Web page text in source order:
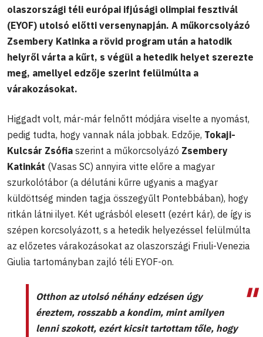
olaszországi téli európai ifjúsági olimpiai fesztivál
(EYOF) utolsó előtti versenynapján. A műkorcsolyázó
Zsembery Katinka a rövid program után a hatodik
helyről várta a kűrt, s végül a hetedik helyet szerezte
meg, amellyel edzője szerint felülmúlta a
várakozásokat.
Higgadt volt, már-már felnőtt módjára viselte a nyomást,
pedig tudta, hogy vannak nála jobbak. Edzője, Tokaji-
Kulcsár Zsófia szerint a műkorcsolyázó Zsembery
Katinkát (Vasas SC) annyira vitte előre a magyar
szurkolótábor (a délutáni kűrre ugyanis a magyar
küldöttség minden tagja összegyűlt Pontebbában), hogy
ritkán látni ilyet. Két ugrásból elesett (ezért kár), de így is
szépen korcsolyázott, s a hetedik helyezéssel felülmúlta
az előzetes várakozásokat az olaszországi Friuli-Venezia
Giulia tartományban zajló téli EYOF-on.
Otthon az utolsó néhány edzésen úgy
éreztem, rosszabb a kondim, mint amilyen
lenni szokott, ezért kicsit tartottam tőle, hogy